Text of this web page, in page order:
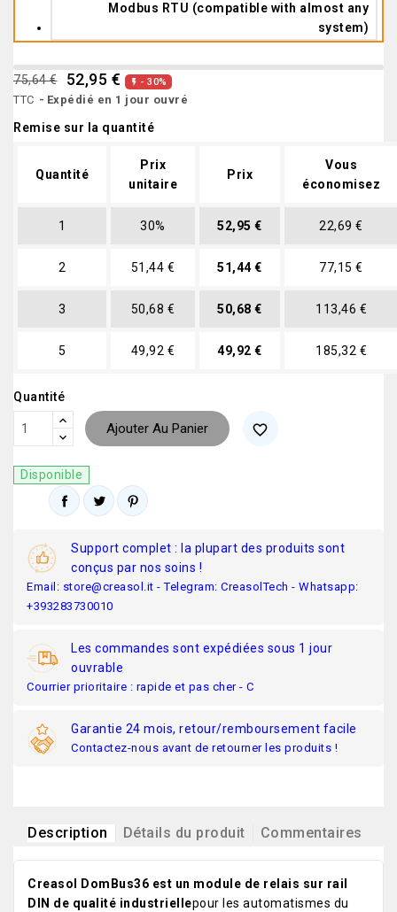
Modbus RTU (compatible with almost any
system)
75,64 € 52,95 €  - 30%
TTC Expédié en 1 jour ouvré
Remise sur la quantité
Quantité
Prix
unitaire
Prix
Vous
économisez
1 30% 52,95 € 22,69 €
2 51,44 € 51,44 € 77,15 €
3 50,68 € 50,68 € 113,46 €
5 49,92 € 49,92 € 185,32 €
Quantité
Ajouter Au Panier favorite_border
Disponible
Support complet : la plupart des produits sont
conçus par nos soins !
Email: store@creasol.it - Telegram: CreasolTech - Whatsapp:
+393283730010
Les commandes sont expédiées sous 1 jour
ouvrable
Courrier prioritaire : rapide et pas cher - C
Garantie 24 mois, retour/remboursement facile
Contactez-nous avant de retourner les produits !
Description Détails du produit Commentaires
Creasol DomBus36 est un module de relais sur rail
DIN de qualité industriellepour les automatismes du